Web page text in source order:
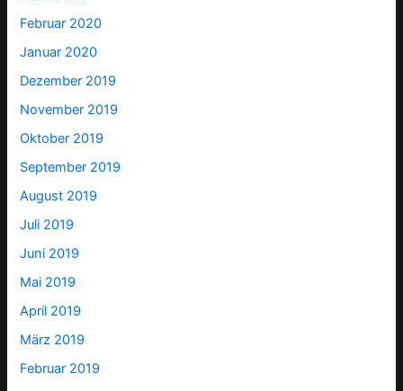
Februar 2020
Januar 2020
Dezember 2019
November 2019
Oktober 2019
September 2019
August 2019
Juli 2019
Juni 2019
Mai 2019
April 2019
März 2019
Februar 2019